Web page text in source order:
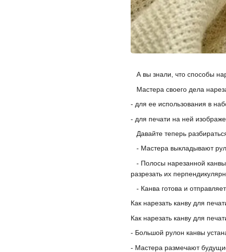
А вы знали, что способы
Мастера своего дела
- для ее использования в
- для печати на ней
Давайте теперь
- Мастера выкладывают
- Полосы нарезанной
разрезать их
- Канва готова и
Как нарезать канву для
Как нарезать канву для
- Большой рулон канвы
- Мастера размечают